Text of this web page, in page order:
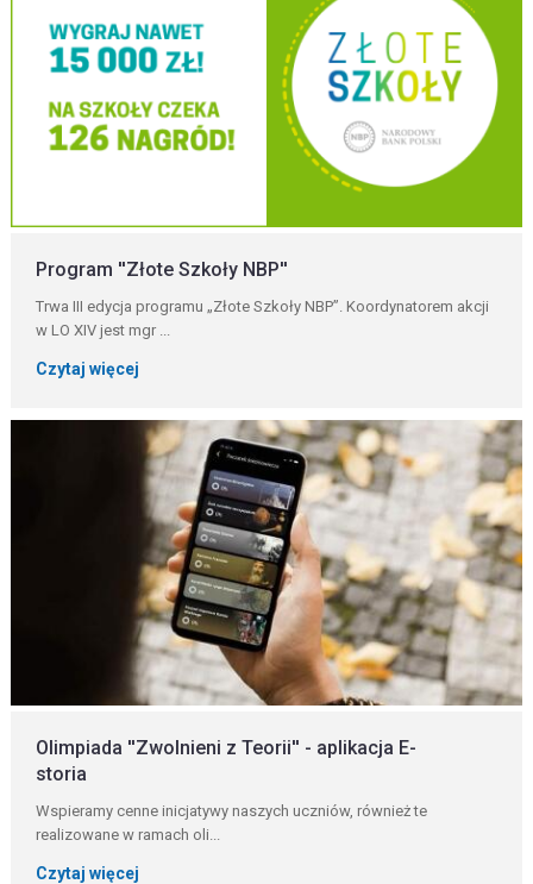
Program ''Złote Szkoły NBP''
Trwa III edycja programu „Złote Szkoły NBP”. Koordynatorem akcji
w LO XIV jest mgr ...
Czytaj więcej
Olimpiada ''Zwolnieni z Teorii'' - aplikacja E-
storia
Wspieramy cenne inicjatywy naszych uczniów, również te
realizowane w ramach oli...
Czytaj więcej